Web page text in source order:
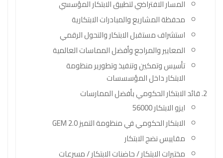
المسار الافتراضي لتطبيق الابتكار المؤسسي
محفظة المشاريع والمبادرات الابتكارية
استشراف مستقبل الابتكار والتحول الرقمي
المعايير والمراجع وأفضل المماسات العالمية
تأسيس وتمكين وتنفيذ وتطورير منظومة
الابتكار داخل المؤسسسات
قائد الابتكار الحكومي بأفضل الممارسات
ايزو الابتكار 56000
الابتكار الحكومي في منظومة التميز GEM 2.0
مقاييس نضج الابتكار
مختبرات الابتكار / حاضنات الابتكار / مسرعات